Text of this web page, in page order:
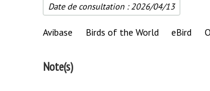
Date de consultation : 2026/04/13
Avibase Birds of the World eBird
Note(s)